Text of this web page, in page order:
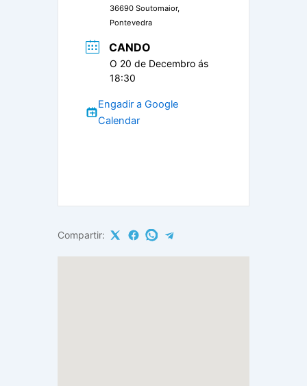
36690 Soutomaior,
Pontevedra
CANDO
O 20 de Decembro ás
18:30
Engadir a Google
Calendar
Compartir: